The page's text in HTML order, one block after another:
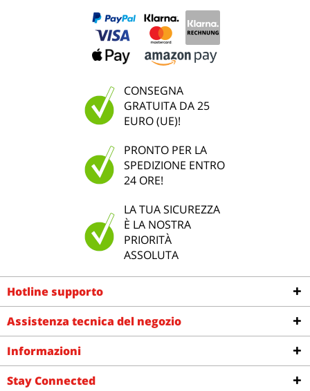
CONSEGNA
GRATUITA DA 25
EURO (UE)!
PRONTO PER LA
SPEDIZIONE ENTRO
24 ORE!
LA TUA SICUREZZA
È LA NOSTRA
PRIORITÀ
ASSOLUTA
Hotline supporto
Assistenza tecnica del negozio
Informazioni
Stay Connected